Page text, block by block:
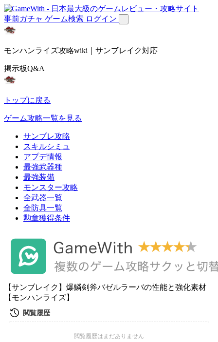
事前ガチャ ゲーム検索 ログイン
モンハンライズ攻略wiki｜サンブレイク対応
掲示板Q&A
トップに戻る
ゲーム攻略一覧を見る
サンブレ攻略
スキルシミュ
アプデ情報
最強武器種
最強装備
モンスター攻略
全武器一覧
全防具一覧
勲章獲得条件
【サンブレイク】爆鱗剣斧バゼルラーバの性能と強化素材
【モンハンライズ】